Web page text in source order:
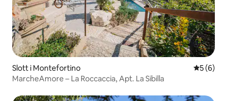
Slott i Montefortino 5 av 5 i
5 (6)
MarcheAmore – La Roccaccia, Apt. La Sibilla